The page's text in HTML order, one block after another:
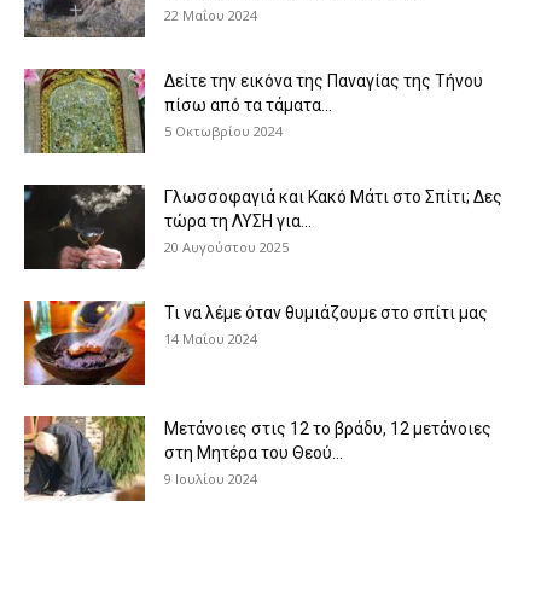
22 Μαΐου 2024
Δείτε την εικόνα της Παναγίας της Τήνου
πίσω από τα τάματα...
5 Οκτωβρίου 2024
Γλωσσοφαγιά και Κακό Μάτι στο Σπίτι; Δες
τώρα τη ΛΥΣΗ για...
20 Αυγούστου 2025
Τι να λέμε όταν θυμιάζουμε στο σπίτι μας
14 Μαΐου 2024
Μετάνοιες στις 12 το βράδυ, 12 μετάνοιες
στη Μητέρα του Θεού...
9 Ιουλίου 2024